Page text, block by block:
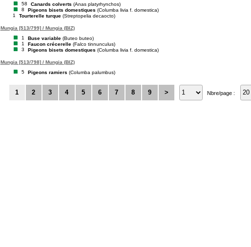
58
Canards colverts (Anas platyrhynchos)
8
Pigeons bisets domestiques (Columba livia f. domestica)
1
Tourterelle turque (Streptopelia decaocto)
Mungia [513/799] / Mungia (BIZ)
1
Buse variable (Buteo buteo)
1
Faucon crécerelle (Falco tinnunculus)
3
Pigeons bisets domestiques (Columba livia f. domestica)
Mungia [513/798] / Mungia (BIZ)
5
Pigeons ramiers (Columba palumbus)
1 2 3 4 5 6 7 8 9 > Nbre/page :